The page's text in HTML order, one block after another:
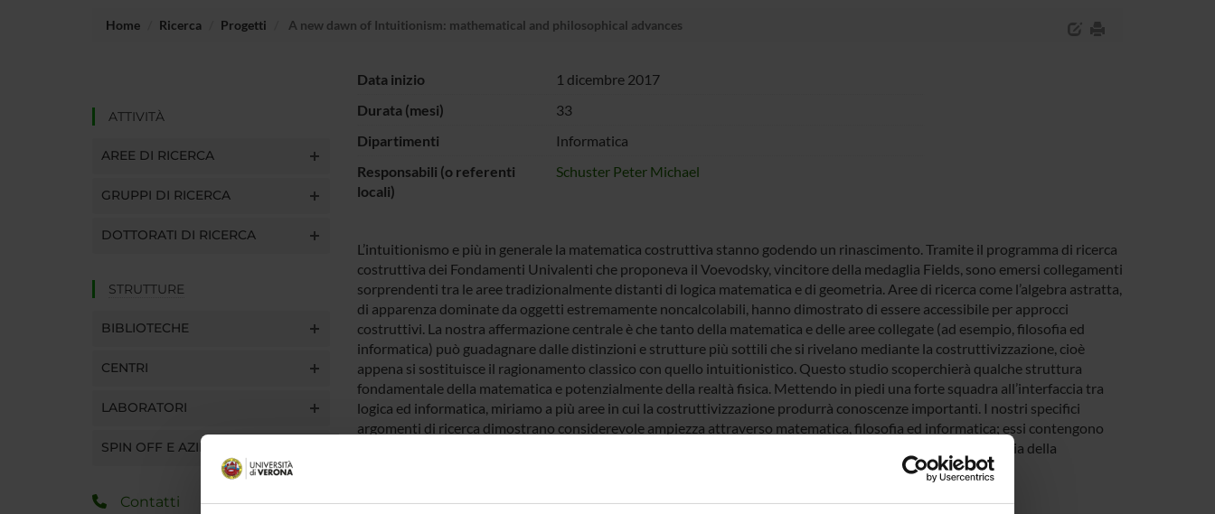
Home Ricerca Progetti A new dawn of Intuitionism: mathematical and philosophical advances
ATTIVITÀ
AREE DI RICERCA
GRUPPI DI RICERCA
DOTTORATI DI RICERCA
STRUTTURE
BIBLIOTECHE
CENTRI
LABORATORI
SPIN OFF E AZIENDE
Contatti
Data inizio
1 dicembre 2017
Durata (mesi)
33
Dipartimenti
Informatica
Responsabili (o referenti
locali)
Schuster Peter Michael
L’intuitionismo e più in generale la matematica costruttiva stanno godendo un rinascimento. Tramite il programma di ricerca
costruttiva dei Fondamenti Univalenti che proponeva il Voevodsky, vincitore della medaglia Fields, sono emersi collegamenti
sorprendenti tra le aree tradizionalmente distanti di logica matematica e di geometria. Aree di ricerca come l’algebra astratta,
di apparenza dominate da oggetti estremamente noncalcolabili, hanno dimostrato di essere accessibile per approcci
costruttivi. La nostra affermazione centrale è che tanto della matematica e delle aree collegate (ad esempio, filosofia ed
informatica) può guadagnare dalle distinzioni e strutture più sottili che si rivelano mediante la costruttivizzazione, cioè
appena si sostituisce il ragionamento classico con quello intuitionistico. Questo studio scoperchierà qualche struttura
fondamentale della matematica e potenzialmente della realtà fisica. Mettendo in piedi una forte squadra all’interfaccia tra
logica ed informatica, miriamo a più aree in cui la costruttivizzazione produrrà conoscenze importanti. I nostri specifici
argomenti di ricerca dimostrano considerevole ampiezza attraverso matematica, filosofia ed informatica; essi contengono
univalenza, teoria intuizionista dei tipi, algebra, filosofia della matematica, teoria della dimostrazione e teoria della